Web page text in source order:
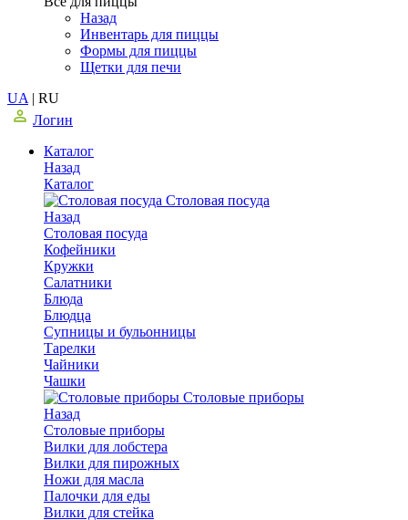
Назад
Инвентарь для пиццы
Формы для пиццы
Щетки для печи
UA | RU
Логин
Каталог
Назад
Каталог
Столовая посуда
Назад
Столовая посуда
Кофейники
Кружки
Салатники
Блюда
Блюдца
Супницы и бульонницы
Тарелки
Чайники
Чашки
Cтоловые приборы
Назад
Cтоловые приборы
Вилки для лобстера
Вилки для пирожных
Ножи для масла
Палочки для еды
Вилки для стейка